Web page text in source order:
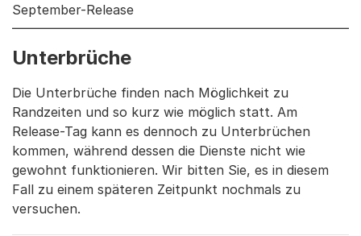
September-Release
Unterbrüche
Die Unterbrüche finden nach Möglichkeit zu
Randzeiten und so kurz wie möglich statt. Am
Release-Tag kann es dennoch zu Unterbrüchen
kommen, während dessen die Dienste nicht wie
gewohnt funktionieren. Wir bitten Sie, es in diesem
Fall zu einem späteren Zeitpunkt nochmals zu
versuchen.